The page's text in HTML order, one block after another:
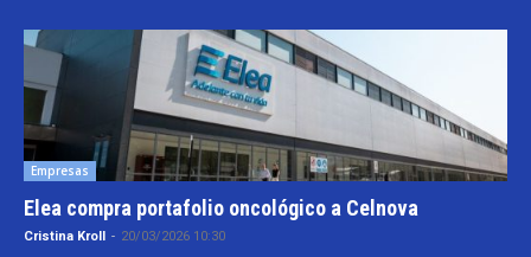
Empresas
Elea compra portafolio oncológico a Celnova
Cristina Kroll - 20/03/2026 10:30